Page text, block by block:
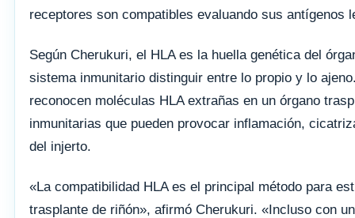
receptores son compatibles evaluando sus antígenos
Según Cherukuri, el HLA es la huella genética del
sistema inmunitario distinguir entre lo propio y lo
reconocen moléculas HLA extrañas en un órgano
inmunitarias que pueden provocar inflamación,
del injerto.
«La compatibilidad HLA es el principal método para
trasplante de riñón», afirmó Cherukuri. «Incluso con